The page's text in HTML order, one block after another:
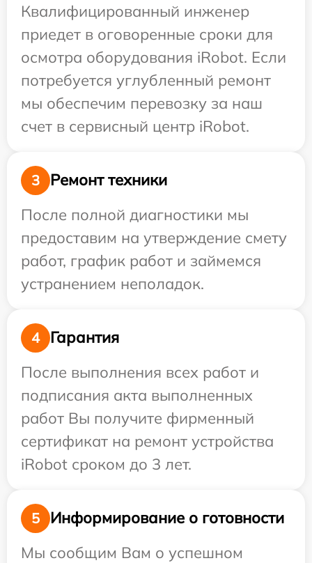
Квалифицированный инженер
приедет в оговоренные сроки для
осмотра оборудования iRobot. Если
потребуется углубленный ремонт
мы обеспечим перевозку за наш
счет в сервисный центр iRobot.
3
Ремонт техники
После полной диагностики мы
предоставим на утверждение смету
работ, график работ и займемся
устранением неполадок.
4
Гарантия
После выполнения всех работ и
подписания акта выполненных
работ Вы получите фирменный
сертификат на ремонт устройства
iRobot сроком до 3 лет.
5
Информирование о готовности
Мы сообщим Вам о успешном